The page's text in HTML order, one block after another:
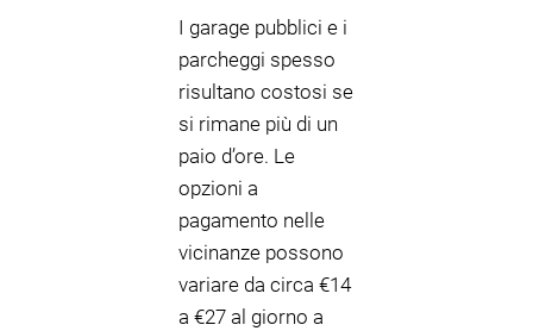
I garage pubblici e i
parcheggi spesso
risultano costosi se
si rimane più di un
paio d’ore. Le
opzioni a
pagamento nelle
vicinanze possono
variare da circa €14
a €27 al giorno a